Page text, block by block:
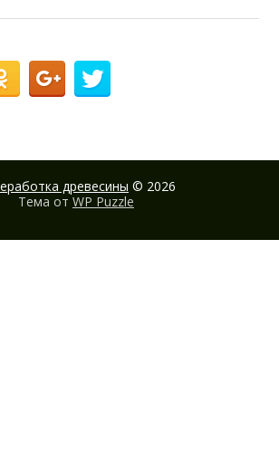
древесины © 2026
Тема от WP Puzzle